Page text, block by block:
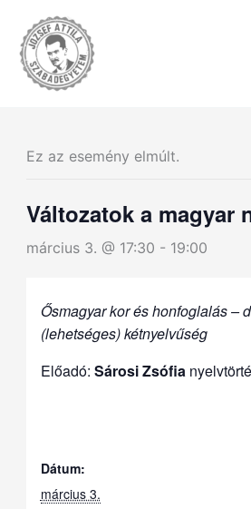
content
Ez az esemény elmúlt.
Változatok a magyar
március 3. @ 17:30 - 19:00
Ősmagyar kor és honfoglalás –
(lehetséges) kétnyelvűség
Előadó: Sárosi Zsófia
Dátum:
március 3.